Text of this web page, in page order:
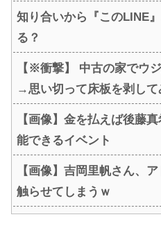
知り合いから『このLINE
る？
【※衝撃】 中古の家でウ
→思い切って床板を剥して
【画像】金を払えば後藤
能できるイベント
【画像】吉岡里帆さん、
触らせてしまうｗ